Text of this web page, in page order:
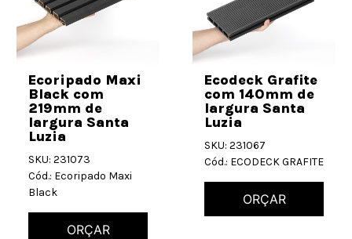
Ecoripado Maxi
Black com
219mm de
largura Santa
Luzia
SKU: 231073
Cód.: Ecoripado Maxi
Black
ORÇAR
Ecodeck Grafite
com 140mm de
largura Santa
Luzia
SKU: 231067
Cód.: ECODECK GRAFITE
ORÇAR